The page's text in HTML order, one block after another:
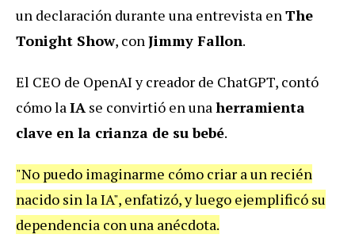
un declaración durante una entrevista enThe
Tonight Show, conJimmy Fallon.
El CEO de OpenAI y creador de ChatGPT, contó
cómo laIA se convirtió en unaherramienta
clave en la crianza de su bebé.
"No puedo imaginarme cómo criar a un recién
nacido sin la IA", enfatizó, y luego ejemplificó su
dependencia con una anécdota.